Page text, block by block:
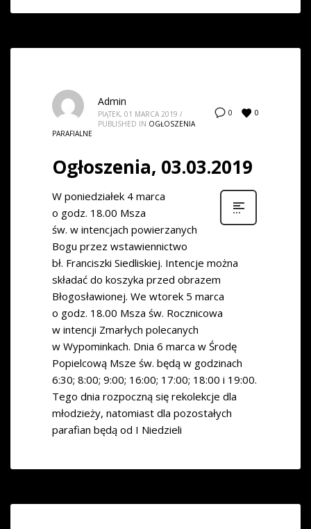
0 0
Admin
PIĄTEK, 01 MARCA 2019 /
PUBLISHED IN OGŁOSZENIA
PARAFIALNE
Ogłoszenia, 03.03.2019
W poniedziałek 4 marca
o godz. 18.00 Msza
św. w intencjach powierzanych
Bogu przez wstawiennictwo
bł. Franciszki Siedliskiej. Intencje można
składać do koszyka przed obrazem
Błogosławionej. We wtorek 5 marca
o godz. 18.00 Msza św. Rocznicowa
w intencji Zmarłych polecanych
w Wypominkach. Dnia 6 marca w Środę
Popielcową Msze św. będą w godzinach
6:30; 8:00; 9:00; 16:00; 17:00; 18:00 i 19:00.
Tego dnia rozpoczną się rekolekcje dla
młodzieży, natomiast dla pozostałych
parafian będą od I Niedzieli